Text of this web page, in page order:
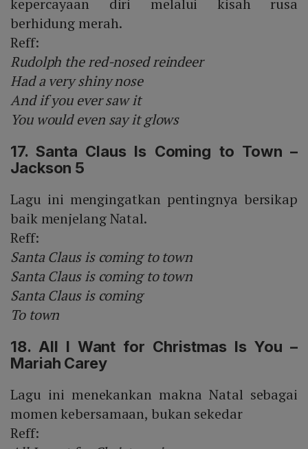
kepercayaan diri melalui kisah rusa
berhidung merah.
Reff:
Rudolph the red-nosed reindeer
Had a very shiny nose
And if you ever saw it
You would even say it glows
17. Santa Claus Is Coming to Town –
Jackson 5
Lagu ini mengingatkan pentingnya bersikap
baik menjelang Natal.
Reff:
Santa Claus is coming to town
Santa Claus is coming to town
Santa Claus is coming
To town
18. All I Want for Christmas Is You –
Mariah Carey
Lagu ini menekankan makna Natal sebagai
momen kebersamaan, bukan sekedar
Reff: